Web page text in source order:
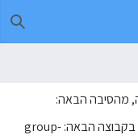
מהסיבה הבאה:
הפעולה שביקשת לבצע מוגבלת למשתמשים בקבוצה הבאה: group-